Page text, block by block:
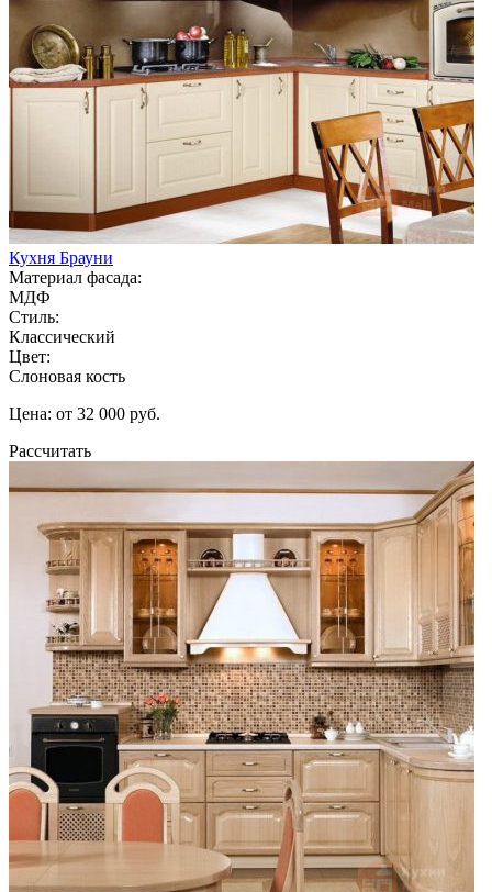
Кухня Брауни
Материал фасада:
МДФ
Стиль:
Классический
Цвет:
Слоновая кость
Цена: от 32 000 руб.
Рассчитать